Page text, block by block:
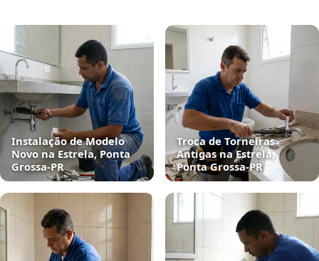
Instalação de Modelo
Novo na Estrela, Ponta
Grossa‑PR
Troca de Torneiras
Antigas na Estrela,
Ponta Grossa‑PR